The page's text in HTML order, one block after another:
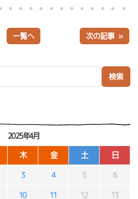
2025年4月
木 金 土 日
3 4 5 6
10 11 12 13
一覧へ 次の記事 »